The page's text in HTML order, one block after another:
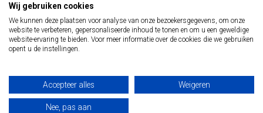
Inkoopvoorwaarden
Algemene onderaannemingsvoorwaarden
Wij gebruiken cookies
We kunnen deze plaatsen voor analyse van onze bezoekersgegevens, om onze
website te verbeteren, gepersonaliseerde inhoud te tonen en om u een geweldige
website-ervaring te bieden. Voor meer informatie over de cookies die we gebruiken
opent u de instellingen.
Accepteer alles Weigeren
Nee, pas aan